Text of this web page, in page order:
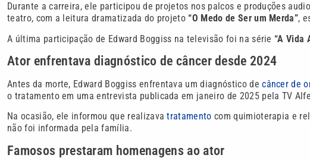
Durante a carreira, ele participou de projetos nos palcos e produções
teatro, com a leitura dramatizada do projeto “O Medo de Ser um Merda”,
A última participação de Edward Boggiss na televisão foi na série “A Vida
Ator enfrentava diagnóstico de câncer desde 2024
Antes da morte, Edward Boggiss enfrentava um diagnóstico decâncer de
o tratamento em uma entrevista publicada em janeiro de 2025 pela TV
Na ocasião, ele informou que realizavatratamento com quimioterapia e
não foi informada pela família.
Famosos prestaram homenagens ao ator